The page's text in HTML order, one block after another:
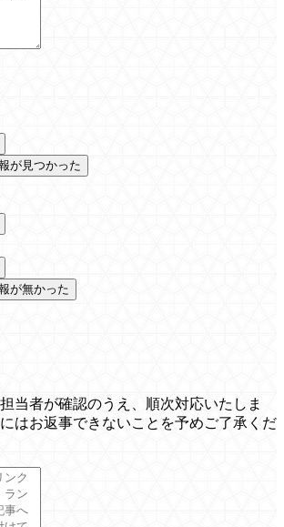
が見つかった
が無かった
当者が確認のうえ、順次対応いたしま
はお返事できないことを予めご了承くだ